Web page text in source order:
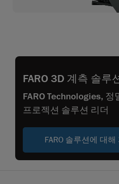
FARO 3D 계측 솔루
FARO Technologies, 정
프로젝션 솔루션 리더
FARO 솔루션에 대해